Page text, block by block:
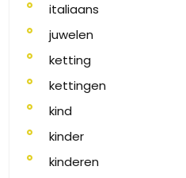
italiaans
juwelen
ketting
kettingen
kind
kinder
kinderen